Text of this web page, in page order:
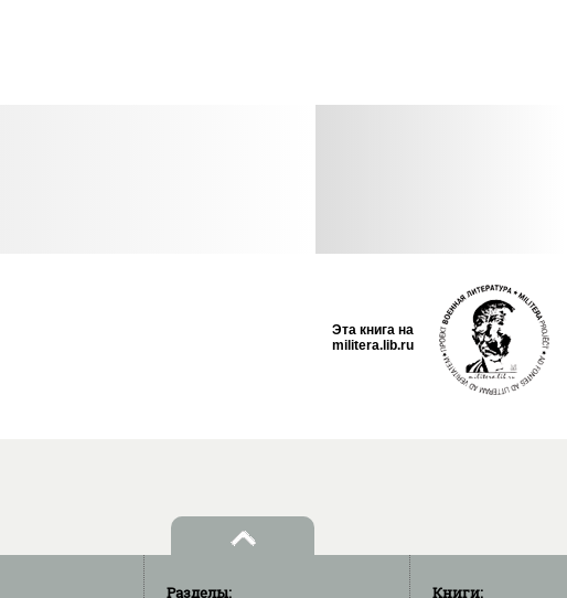
Эта книга на
militera.lib.ru
Разделы: Книги: